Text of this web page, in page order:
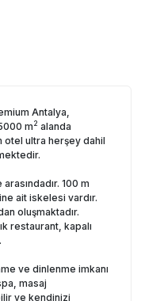
Antalya,
m2 alanda
otel ultra herşey dahil
100 m
ait iskelesi vardır.
oluşmaktadır.
restaurant, kapalı
ve dinlenme imkanı
masaj
ve kendinizi